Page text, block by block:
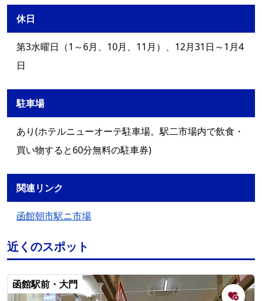
休日
第3水曜日（1～6月、10月、11月）、12月31日～1月4
日
駐車場
あり(ホテルニューオーテ駐車場。駅二市場内で飲食・
買い物すると60分無料の駐車券)
関連リンク
函館朝市駅ニ市場
近くのスポット
函館駅前・大門